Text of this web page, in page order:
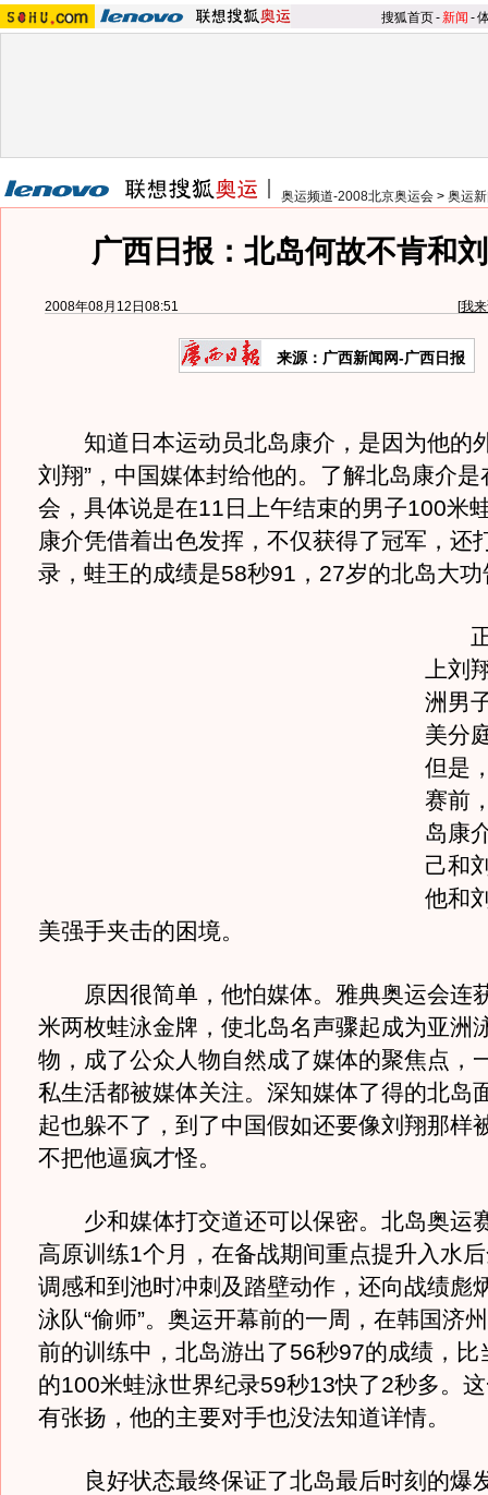
搜狐首页-新闻 -
奥运频道-2008北京奥运会 > 奥运
广西日报：北岛何故不肯和
2008年08月12日08:51 [我
来源：广西新闻网-广西日报
知道日本运动员北岛康介，是因为他的
刘翔”，中国媒体封给他的。了解北岛康介是
会，具体说是在11日上午结束的男子100米
康介凭借着出色发挥，不仅获得了冠军，还
录，蛙王的成绩是58秒91，27岁的北岛大功
正
上刘
洲男
美分
但是
赛前
岛康
己和
他和
美强手夹击的困境。
原因很简单，他怕媒体。雅典奥运会连
米两枚蛙泳金牌，使北岛名声骤起成为亚洲
物，成了公众人物自然成了媒体的聚焦点，
私生活都被媒体关注。深知媒体了得的北岛
起也躲不了，到了中国假如还要像刘翔那样
不把他逼疯才怪。
少和媒体打交道还可以保密。北岛奥运
高原训练1个月，在备战期间重点提升入水
调感和到池时冲刺及踏壁动作，还向战绩彪
泳队“偷师”。奥运开幕前的一周，在韩国济
前的训练中，北岛游出了56秒97的成绩，比
的100米蛙泳世界纪录59秒13快了2秒多。
有张扬，他的主要对手也没法知道详情。
良好状态最终保证了北岛最后时刻的爆